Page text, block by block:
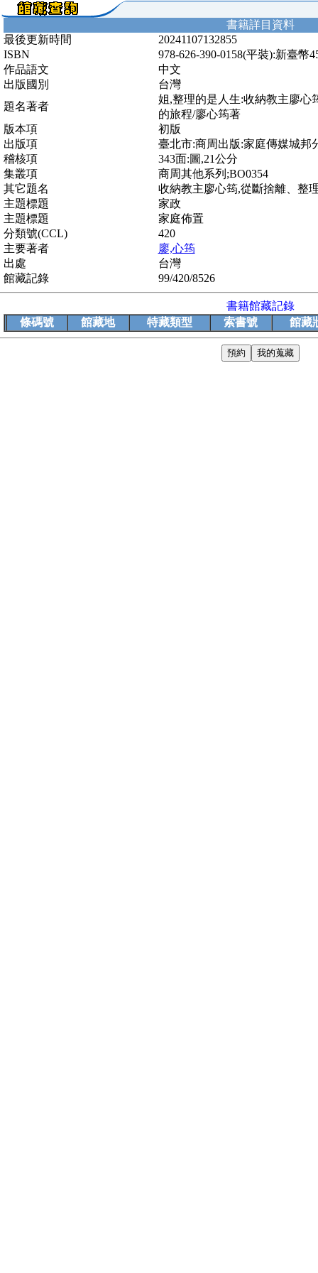
書籍詳目資料
最後更新時間
20241107132855
ISBN
978-626-390-0158(平裝):新臺幣
作品語文
中文
出版國別
台灣
題名著者
姐,整理的是人生:收納教主廖心
的旅程/廖心筠著
版本項
初版
出版項
臺北市:商周出版:家庭傳媒城邦
稽核項
343面:圖,21公分
集叢項
商周其他系列;BO0354
其它題名
收納教主廖心筠,從斷捨離、整
主題標題
家政
主題標題
家庭佈置
分類號(CCL)
420
主要著者
廖,心筠
出處
台灣
館藏記錄
99/420/8526
書籍館藏記錄
條碼號
館藏地 特藏類型 索書號 館藏